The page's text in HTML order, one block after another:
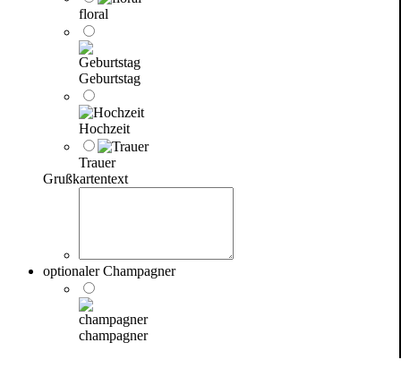
floral
Geburtstag
Hochzeit
Trauer
Grußkartentext
optionaler Champagner
champagner